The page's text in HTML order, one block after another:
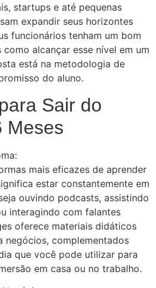
startups e até pequenas
expandir seus horizontes
funcionários tenham um bom
alcançar esse nível em um
está na metodologia de
do aluno.
Sair do
Meses
mais eficazes de aprender
estar constantemente em
ouvindo podcasts, assistindo
interagindo com falantes
oferece materiais didáticos
negócios, complementados
que você pode utilizar para
em casa ou no trabalho.